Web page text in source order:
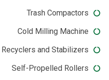
Trash Compactors
Cold Milling Machine
Recyclers and Stabilizers
Self-Propelled Rollers